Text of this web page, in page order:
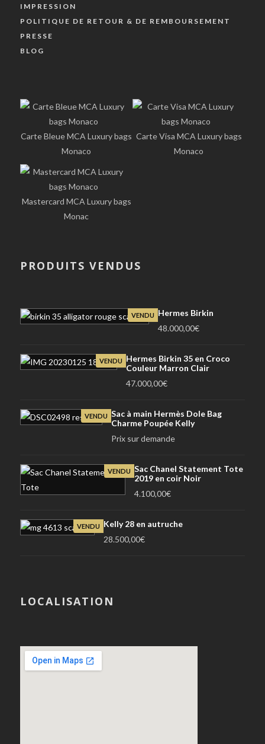
IMPRESSION
POLITIQUE DE RETOUR & DE REMBOURSEMENT
PRESSE
BLOG
Carte Bleue MCA Luxury bags
Monaco
Carte Visa MCA Luxury bags
Monaco
Mastercard MCA Luxury bags
Monac
PRODUITS VENDUS
VENDU
Hermes Birkin
48.000,00€
VENDU
Hermes Birkin 35 en Croco
Couleur Marron Clair
47.000,00€
VENDU Sac à main Hermès Dole Bag
Charme Poupée Kelly
Prix sur demande
VENDU Sac Chanel Statement Tote
2019 en coir Noir
4.100,00€
VENDU
Kelly 28 en autruche
28.500,00€
LOCALISATION